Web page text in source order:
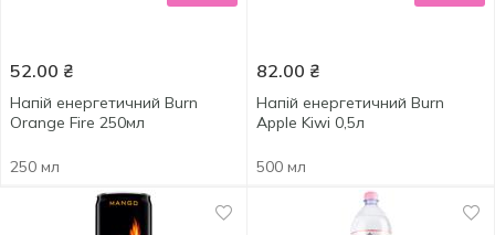
52.00 ₴
Напій енергетичний Burn
Orange Fire 250мл
250 мл
82.00 ₴
Напій енергетичний Burn
Apple Kiwi 0,5л
500 мл